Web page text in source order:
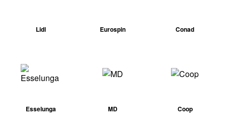
Lidl Eurospin Conad
Esselunga MD Coop